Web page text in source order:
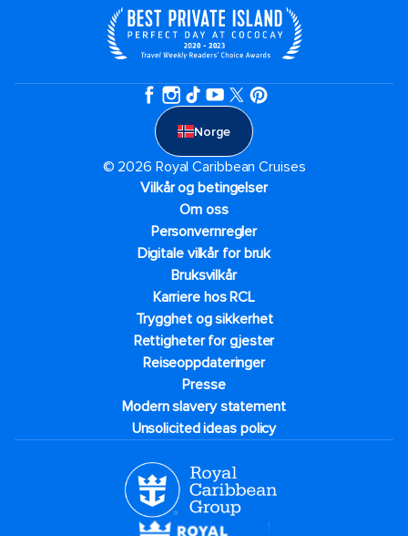
Norge
© 2026 Royal Caribbean Cruises
Vilkår og betingelser
Om oss
Personvernregler
Digitale vilkår for bruk
Bruksvilkår
Karriere hos RCL
Trygghet og sikkerhet​
Rettigheter for gjester
Reiseoppdateringer
Presse
Modern slavery statement
Unsolicited ideas policy